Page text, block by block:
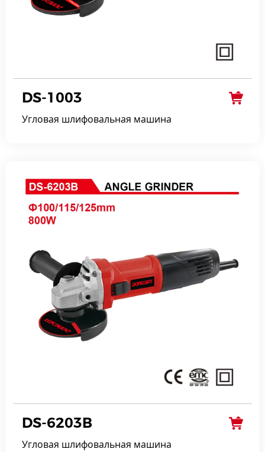
DS-1003
Угловая шлифовальная машина
DS-6203B
Угловая шлифовальная машина